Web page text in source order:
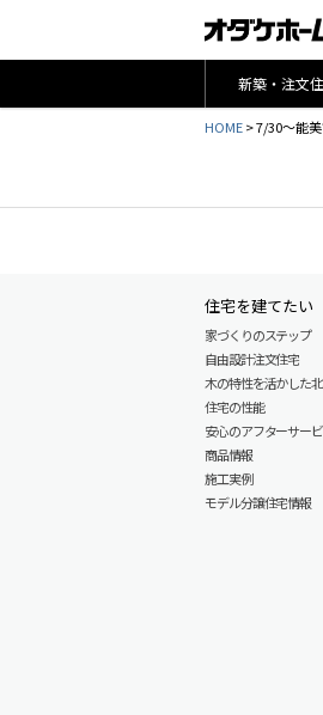
新築・注文
HOME>7/30～能
住宅を建てたい
家づくりのステップ
自由設計注文住宅
木の特性を活かした
住宅の性能
安心のアフターサー
商品情報
施工実例
モデル分譲住宅情報